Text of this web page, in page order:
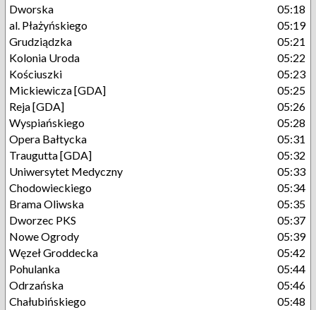
Dworska
05:18
al. Płażyńskiego
05:19
Grudziądzka
05:21
Kolonia Uroda
05:22
Kościuszki
05:23
Mickiewicza [GDA]
05:25
Reja [GDA]
05:26
Wyspiańskiego
05:28
Opera Bałtycka
05:31
Traugutta [GDA]
05:32
Uniwersytet Medyczny
05:33
Chodowieckiego
05:34
Brama Oliwska
05:35
Dworzec PKS
05:37
Nowe Ogrody
05:39
Węzeł Groddecka
05:42
Pohulanka
05:44
Odrzańska
05:46
Chałubińskiego
05:48